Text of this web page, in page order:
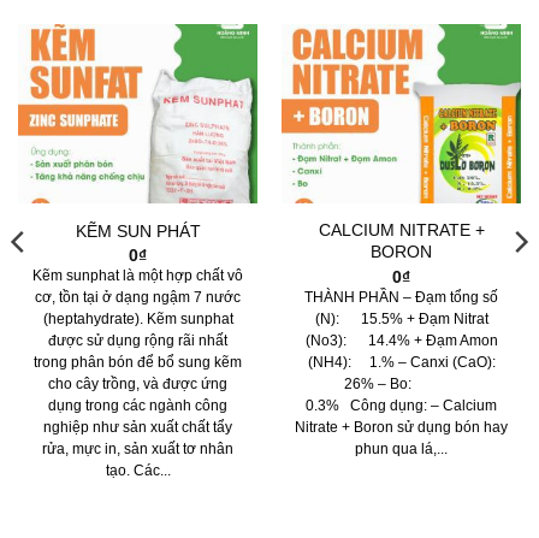
KẼM SUN PHÁT
0₫
Kẽm sunphat là một hợp chất vô
cơ, tồn tại ở dạng ngậm 7 nước
(heptahydrate). Kẽm sunphat
được sử dụng rộng rãi nhất
trong phân bón để bổ sung kẽm
cho cây trồng, và được ứng
dụng trong các ngành công
nghiệp như sản xuất chất tẩy
rửa, mực in, sản xuất tơ nhân
tạo. Các...
CALCIUM NITRATE +
BORON
0₫
THÀNH PHẦN – Đạm tổng số
(N): 15.5% + Đạm Nitrat
(No3): 14.4% + Đạm Amon
(NH4): 1.% – Canxi (CaO):
26% – Bo:
0.3% Công dụng: – Calcium
Nitrate + Boron sử dụng bón hay
phun qua lá,...